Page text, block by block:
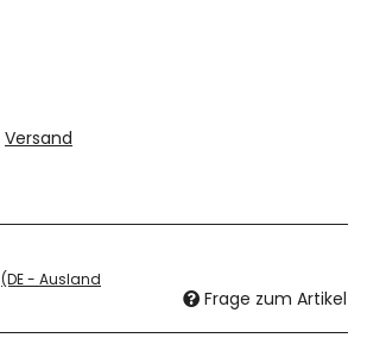
Versand
(DE - Ausland
Frage zum Artikel